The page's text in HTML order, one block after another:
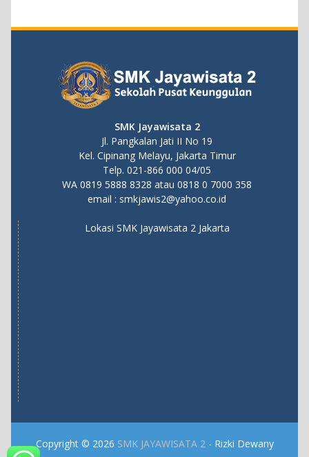
SMK Jayawisata 2
Jl. Pangkalan Jati II No 19
Kel. Cipinang Melayu, Jakarta Timur
Telp. 021-866 000 04/05
WA0819 5888 8328 atau0818 0 7000 358
email : smkjawis2@yahoo.co.id
Lokasi SMK Jayawisata 2 Jakarta
Copyright © 2026 SMK JAYAWISATA 2- Rizki Dewany